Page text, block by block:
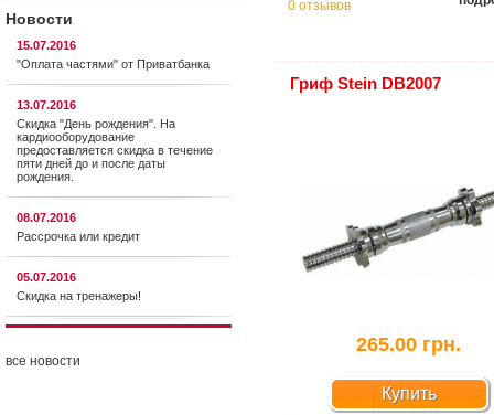
Новости
15.07.2016
"Оплата частями" от Приватбанка
13.07.2016
Скидка "День рождения". На
кардиооборудование
предоставляется cкидка в течение
пяти дней до и после даты
рождения.
08.07.2016
Рассрочка или кредит
05.07.2016
Скидка на тренажеры!
все новости
0 отзывов
Гриф Stein DB2007
265.00 грн.
Купить